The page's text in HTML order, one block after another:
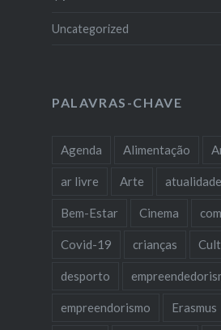
Uncategorized
PALAVRAS-CHAVE
Agenda Alimentação
ar livre Arte atualidade
Bem-Estar Cinema
Covid-19 crianças
desporto
empreendorismo Erasmus